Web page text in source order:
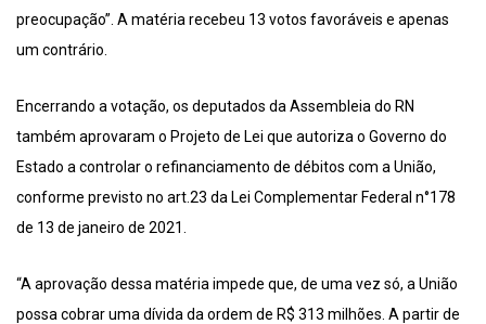
preocupação”. A matéria recebeu 13 votos favoráveis e apenas
um contrário.
Encerrando a votação, os deputados da Assembleia do RN
também aprovaram o Projeto de Lei que autoriza o Governo do
Estado a controlar o refinanciamento de débitos com a União,
conforme previsto no art.23 da Lei Complementar Federal n°178
de 13 de janeiro de 2021.
“A aprovação dessa matéria impede que, de uma vez só, a União
possa cobrar uma dívida da ordem de R$ 313 milhões. A partir de